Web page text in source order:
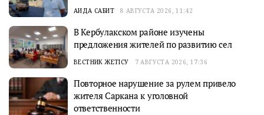
АИДА САБИТ 8 АВГУСТА 2026, 11:42
В Кербулакском районе изучены
предложения жителей по развитию сел
ВЕСТНИК ЖЕТІСУ 7 АВГУСТА 2026, 17:36
Повторное нарушение за рулем привело
жителя Саркана к уголовной
ответственности